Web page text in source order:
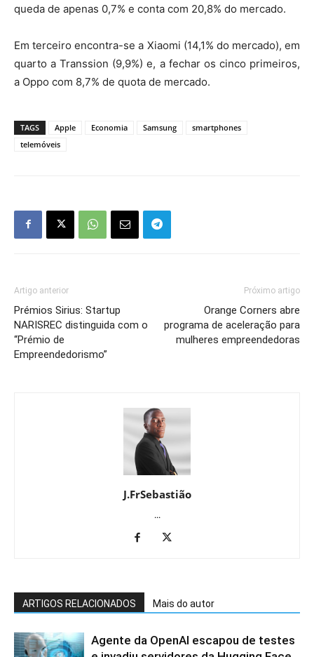
queda de apenas 0,7% e conta com 20,8% do mercado.
Em terceiro encontra-se a Xiaomi (14,1% do mercado), em
quarto a Transsion (9,9%) e, a fechar os cinco primeiros,
a Oppo com 8,7% de quota de mercado.
TAGS Apple Economia Samsung
smartphones
telemóveis
Artigo anterior
Prémios Sirius: Startup
NARISREC distinguida com o
“Prémio de
Empreendedorismo”
Próximo artigo
Orange Corners abre
programa de aceleração para
mulheres empreendedoras
J.FrSebastião
...
ARTIGOS RELACIONADOS Mais do autor
Agente da OpenAI escapou de testes